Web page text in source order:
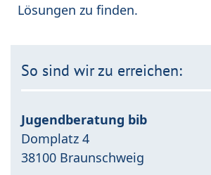
Lösungen zu finden.
So sind wir zu erreichen:
Jugendberatung bib
Domplatz 4
38100 Braunschweig